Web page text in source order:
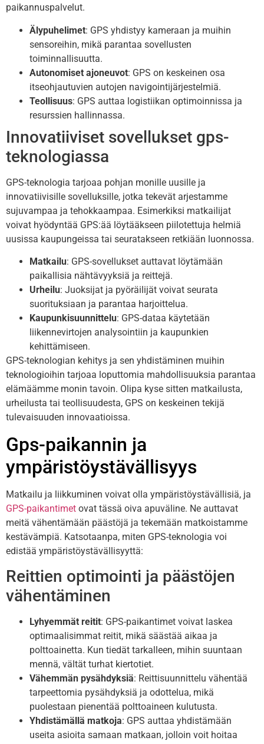
paikannuspalvelut.
Älypuhelimet: GPS yhdistyy kameraan ja muihin
sensoreihin, mikä parantaa sovellusten
toiminnallisuutta.
Autonomiset ajoneuvot: GPS on keskeinen osa
itseohjautuvien autojen navigointijärjestelmiä.
Teollisuus: GPS auttaa logistiikan optimoinnissa ja
resurssien hallinnassa.
Innovatiiviset sovellukset gps-
teknologiassa
GPS-teknologia tarjoaa pohjan monille uusille ja
innovatiivisille sovelluksille, jotka tekevät arjestamme
sujuvampaa ja tehokkaampaa. Esimerkiksi matkailijat
voivat hyödyntää GPS:ää löytääkseen piilotettuja helmiä
uusissa kaupungeissa tai seuratakseen retkiään luonnossa.
Matkailu: GPS-sovellukset auttavat löytämään
paikallisia nähtävyyksiä ja reittejä.
Urheilu: Juoksijat ja pyöräilijät voivat seurata
suorituksiaan ja parantaa harjoittelua.
Kaupunkisuunnittelu: GPS-dataa käytetään
liikennevirtojen analysointiin ja kaupunkien
kehittämiseen.
GPS-teknologian kehitys ja sen yhdistäminen muihin
teknologioihin tarjoaa loputtomia mahdollisuuksia parantaa
elämäämme monin tavoin. Olipa kyse sitten matkailusta,
urheilusta tai teollisuudesta, GPS on keskeinen tekijä
tulevaisuuden innovaatioissa.
Gps-paikannin ja
ympäristöystävällisyys
Matkailu ja liikkuminen voivat olla ympäristöystävällisiä, ja
GPS-paikantimet ovat tässä oiva apuväline. Ne auttavat
meitä vähentämään päästöjä ja tekemään matkoistamme
kestävämpiä. Katsotaanpa, miten GPS-teknologia voi
edistää ympäristöystävällisyyttä:
Reittien optimointi ja päästöjen
vähentäminen
Lyhyemmät reitit: GPS-paikantimet voivat laskea
optimaalisimmat reitit, mikä säästää aikaa ja
polttoainetta. Kun tiedät tarkalleen, mihin suuntaan
mennä, vältät turhat kiertotiet.
Vähemmän pysähdyksiä: Reittisuunnittelu vähentää
tarpeettomia pysähdyksiä ja odottelua, mikä
puolestaan pienentää polttoaineen kulutusta.
Yhdistämällä matkoja: GPS auttaa yhdistämään
useita asioita samaan matkaan, jolloin voit hoitaa